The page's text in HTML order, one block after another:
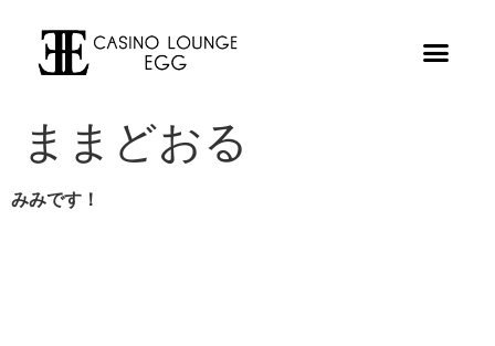
ままどおる
みみです！